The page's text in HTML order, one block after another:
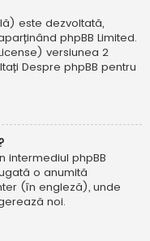
este dezvoltată,
phpBB Limited.
versiunea 2
Despre phpBB pentru
intermediul phpBB
o anumită
(în engleză), unde
noi.